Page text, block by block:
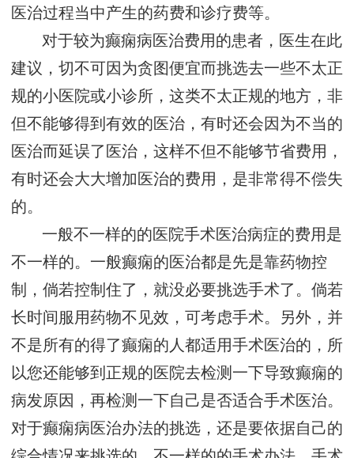
医治过程当中产生的药费和诊疗费等。
对于较为癫痫病医治费用的患者，医生在此
建议，切不可因为贪图便宜而挑选去一些不太正
规的小医院或小诊所，这类不太正规的地方，非
但不能够得到有效的医治，有时还会因为不当的
医治而延误了医治，这样不但不能够节省费用，
有时还会大大增加医治的费用，是非常得不偿失
的。
一般不一样的的医院手术医治病症的费用是
不一样的。一般癫痫的医治都是先是靠药物控
制，倘若控制住了，就没必要挑选手术了。倘若
长时间服用药物不见效，可考虑手术。另外，并
不是所有的得了癫痫的人都适用手术医治的，所
以您还能够到正规的医院去检测一下导致癫痫的
病发原因，再检测一下自己是否适合手术医治。
对于癫痫病医治办法的挑选，还是要依据自己的